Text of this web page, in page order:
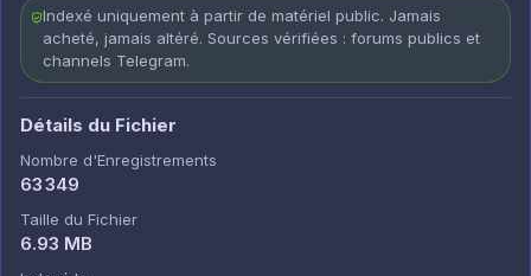
Indexé uniquement à partir de matériel public. Jamais
acheté, jamais altéré. Sources vérifiées : forums publics et
channels Telegram.
Détails du Fichier
Nombre d'Enregistrements
63 349
Taille du Fichier
6.93 MB